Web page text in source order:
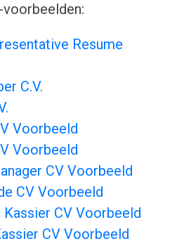
Resume
C.V.
Voorbeeld
Voorbeeld
CV Voorbeeld
CV Voorbeeld
CV Voorbeeld
CV Voorbeeld